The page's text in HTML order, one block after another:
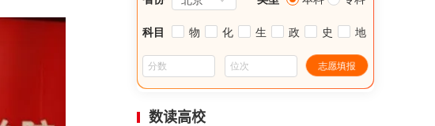
数读高校